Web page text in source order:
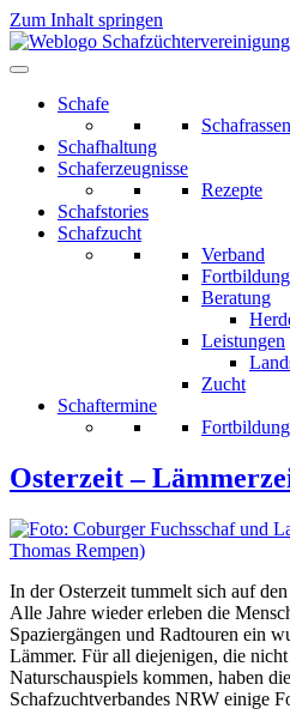
Zum Inhalt springen
Schafe
Schafrassen
Schafhaltung
Schaferzeugnisse
Rezepte
Schafstories
Schafzucht
Verband
Fortbildung
Beratung
Leistungen
Zucht
Schaftermine
Fortbildung
Osterzeit –
In der Osterzeit tummelt sich auf
Alle Jahre wieder erleben die
Spaziergängen und Radtouren ein
Lämmer. Für all diejenigen, die nicht
Naturschauspiels kommen, haben
Schafzuchtverbandes NRW einige